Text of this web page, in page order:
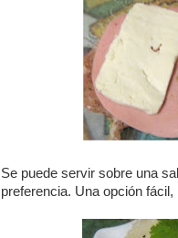
Se puede servir sobre una
preferencia. Una opción